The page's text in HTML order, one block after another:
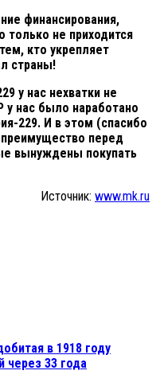
финансирования,
только не приходится
кто укрепляет
страны!
у нас нехватки не
нас было наработано
229. И в этом (спасибо
перед
вынуждены покупать
Источник: www.mk.ru
в 1918 году
через 33 года